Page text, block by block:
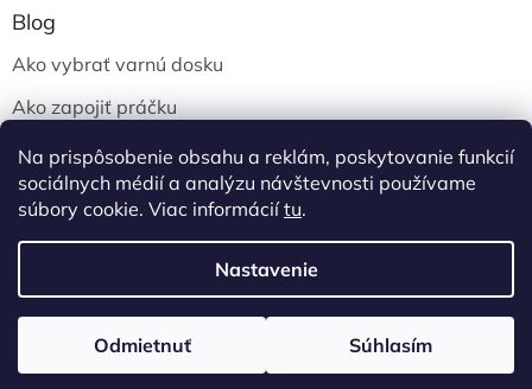
Na prispôsobenie obsahu a reklám, poskytovanie funkcií
sociálnych médií a analýzu návštevnosti používame
súbory cookie. Viac informáciítu.
Nastavenie
Odmietnuť Súhlasím
Blog
Ako vybrať varnú dosku
Ako zapojiť práčku
Ako vybrať automatickú práčku
. Všetky práva vyhradené.